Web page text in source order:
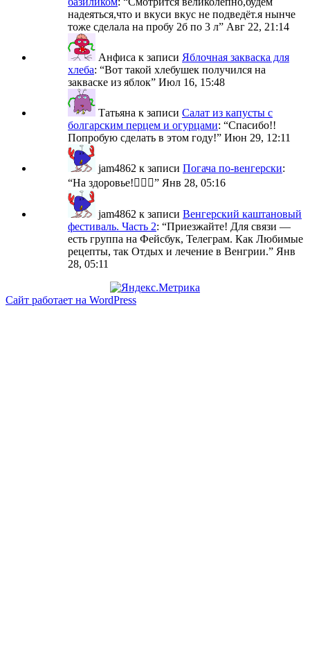
надеяться,что и вкуси вкус не подведёт.я нынче
тоже сделала на пробу 2б по 3 л” Авг 22, 21:14
Анфиса к записи Яблочная закваска для
хлеба: “Вот такой хлебушек получился на
закваске из яблок” Июл 16, 15:48
Татьяна к записи Салат из капусты с
болгарским перцем и огурцами: “Спасибо!!
Попробую сделать в этом году!” Июн 29, 12:11
jam4862 к записи Погача по-венгерски:
“На здоровье!🙋🏼‍♀️” Янв 28, 05:16
jam4862 к записи Венгерский каштановый
фестиваль. Часть 2: “Приезжайте! Для связи —
есть группа на Фейсбук, Телеграм. Как Любимые
рецепты, так Отдых и лечение в Венгрии.” Янв
28, 05:11
Сайт работает на WordPress